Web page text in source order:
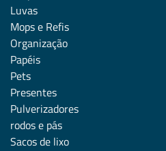
Luvas
Mops e Refis
Organização
Papéis
Pets
Presentes
Pulverizadores
rodos e pás
Sacos de lixo